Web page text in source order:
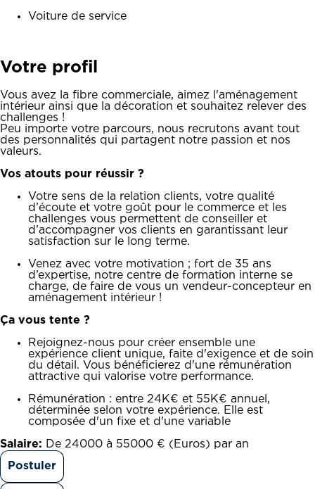
Voiture de service
Votre profil
Vous avez la fibre commerciale, aimez l'aménagement
intérieur ainsi que la décoration et souhaitez relever des
challenges !
Peu importe votre parcours, nous recrutons avant tout
des personnalités qui partagent notre passion et nos
valeurs.
Vos atouts pour réussir ?
Votre sens de la relation clients, votre qualité
d’écoute et votre goût pour le commerce et les
challenges vous permettent de conseiller et
d’accompagner vos clients en garantissant leur
satisfaction sur le long terme.
Venez avec votre motivation ; fort de 35 ans
d’expertise, notre centre de formation interne se
charge, de faire de vous un vendeur-concepteur en
aménagement intérieur !
Ça vous tente ?
Rejoignez-nous pour créer ensemble une
expérience client unique, faite d'exigence et de soin
du détail. Vous bénéficierez d'une rémunération
attractive qui valorise votre performance.
Rémunération : entre 24K€ et 55K€ annuel,
déterminée selon votre expérience. Elle est
composée d'un fixe et d'une variable
Salaire: De 24000 à 55000 € (Euros) par an
Postuler